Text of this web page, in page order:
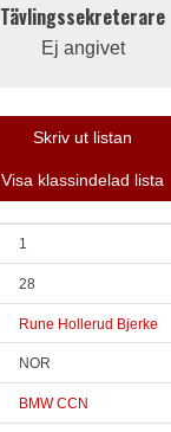
Tävlingssekreterare
Ej angivet
Skriv ut listan
Visa klassindelad lista
1
28
Rune Hollerud Bjerke
NOR
BMW CCN